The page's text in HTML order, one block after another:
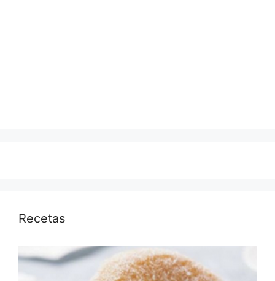
Recetas